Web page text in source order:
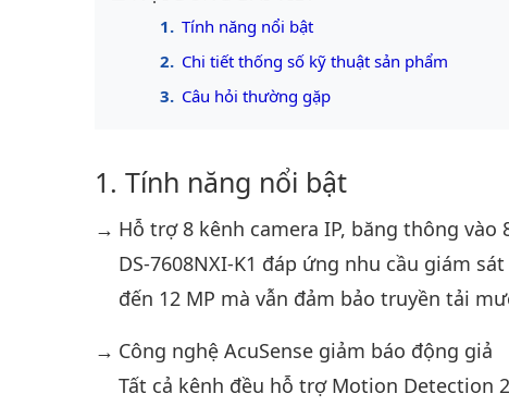
Tính năng nổi bật
Chi tiết thống số kỹ thuật sản phẩm
Câu hỏi thường gặp
Tính năng nổi bật
Hỗ trợ 8 kênh camera IP, băng thông vào
DS-7608NXI-K1 đáp ứng nhu cầu giám
đến 12 MP mà vẫn đảm bảo truyền tải
Công nghệ AcuSense giảm báo động giả
Tất cả kênh đều hỗ trợ Motion Detection